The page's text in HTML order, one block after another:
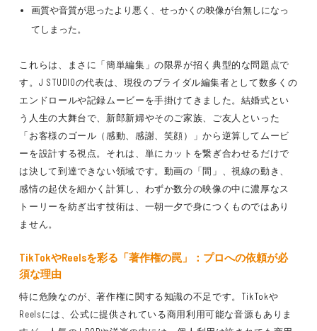
画質や音質が思ったより悪く、せっかくの映像が台無しになっ
てしまった。
これらは、まさに「簡単編集」の限界が招く典型的な問題点で
す。J STUDIOの代表は、現役のブライダル編集者として数多くの
エンドロールや記録ムービーを手掛けてきました。結婚式とい
う人生の大舞台で、新郎新婦やそのご家族、ご友人といった
「お客様のゴール（感動、感謝、笑顔）」から逆算してムービ
ーを設計する視点。それは、単にカットを繋ぎ合わせるだけで
は決して到達できない領域です。動画の「間」、視線の動き、
感情の起伏を細かく計算し、わずか数分の映像の中に濃厚なス
トーリーを紡ぎ出す技術は、一朝一夕で身につくものではあり
ません。
TikTokやReelsを彩る「著作権の罠」：プロへの依頼が必
須な理由
特に危険なのが、著作権に関する知識の不足です。TikTokや
Reelsには、公式に提供されている商用利用可能な音源もありま